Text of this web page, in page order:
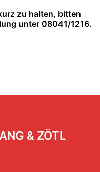
zu halten, bitten
unter 08041/1216.
& ZÖTL